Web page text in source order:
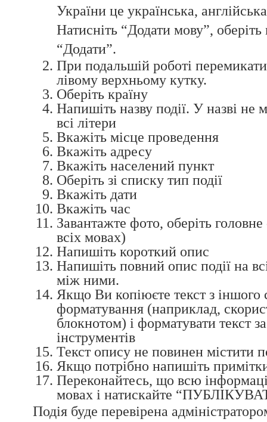
України це українська,
Натисніть “Додати мову”, оберіть
“Додати”.
При подальшій роботі
лівому верхньому кутку.
Оберіть країну
Напишіть назву події. У назві не
всі літери
Вкажіть місце проведення
Вкажіть адресу
Вкажіть населений пункт
Оберіть зі списку тип події
Вкажіть дати
Вкажіть час
Завантажте фото, оберіть
всіх мовах)
Напишіть короткий опис
Напишіть повний опис події на
між ними.
Якщо Ви копіюєте текст з іншого
форматування (наприклад,
блокнотом) і форматувати текст
інструментів
Текст опису не повинен містити
Якщо потрібно напишіть
Переконайтесь, що всю
мовах і натискайте
Подія буде перевірена